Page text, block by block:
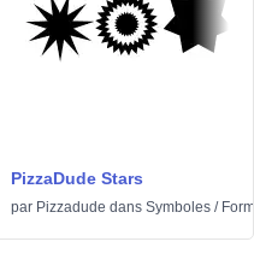
PizzaDude Stars
par Pizzadude dans Symboles /